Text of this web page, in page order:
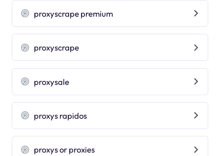
proxyscrape premium
proxyscrape
proxysale
proxys rapidos
proxys or proxies